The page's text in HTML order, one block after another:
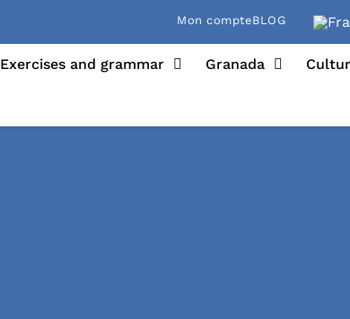
Mon compteBLOG
Exercises and grammar Granada